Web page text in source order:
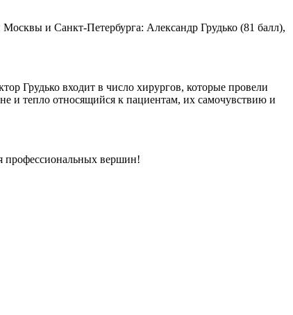
и Санкт-Петербурга: Александр Грудько (81 балл),
Грудько входит в число хирургов, которые провели
и тепло относящийся к пациентам, их самочувствию и
профессиональных вершин!